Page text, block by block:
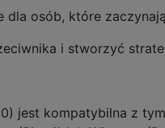
dla osób, które
i stworzyć
jest kompatybilna z